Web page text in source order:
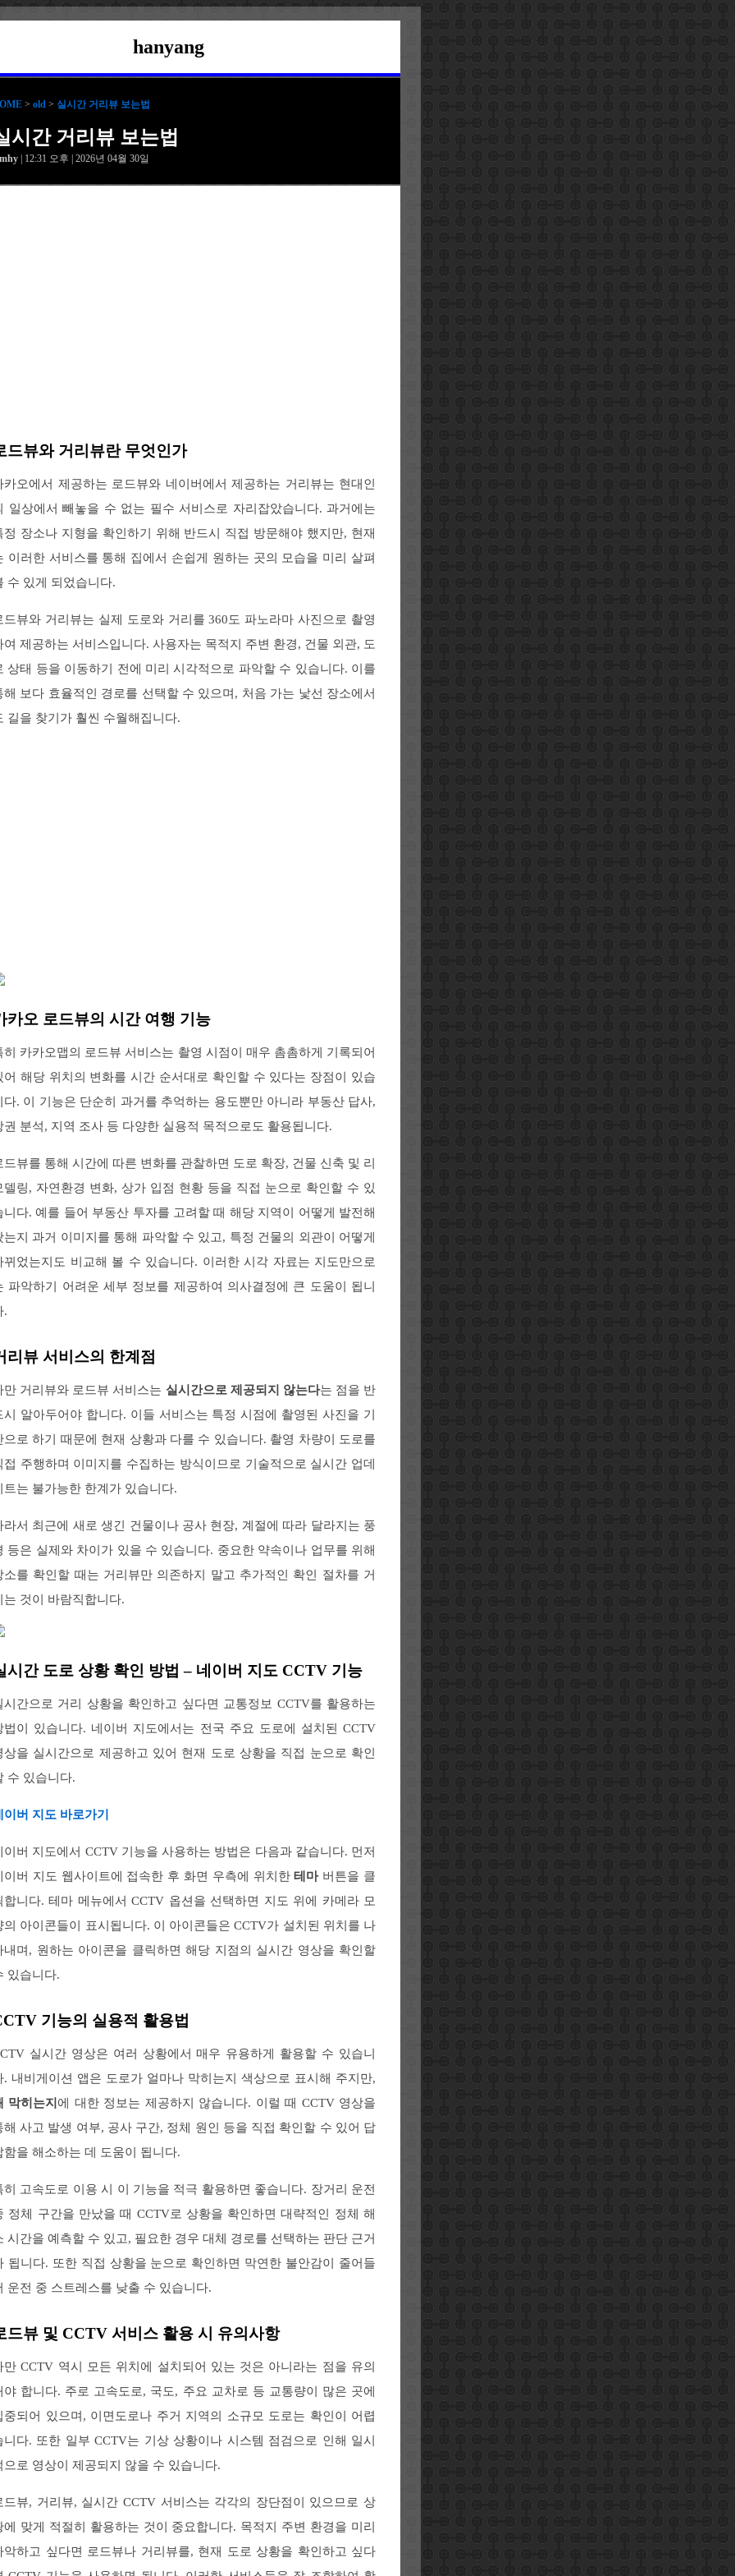
hanyang
> old > 실시간 거리뷰 보는법
시간 거리뷰 보는법
| 12:31 오후 | 2026년 04월 30일
드뷰와 거리뷰란 무엇인가
카오에서 제공하는 로드뷰와 네이버에서 제공하는 거리뷰는 현대인
일상에서 빼놓을 수 없는 필수 서비스로 자리잡았습니다. 과거에는
정 장소나 지형을 확인하기 위해 반드시 직접 방문해야 했지만, 현재
이러한 서비스를 통해 집에서 손쉽게 원하는 곳의 모습을 미리 살펴
수 있게 되었습니다.
드뷰와 거리뷰는 실제 도로와 거리를 360도 파노라마 사진으로 촬영
여 제공하는 서비스입니다. 사용자는 목적지 주변 환경, 건물 외관, 도
상태 등을 이동하기 전에 미리 시각적으로 파악할 수 있습니다. 이를
해 보다 효율적인 경로를 선택할 수 있으며, 처음 가는 낯선 장소에서
길을 찾기가 훨씬 수월해집니다.
카오 로드뷰의 시간 여행 기능
히 카카오맵의 로드뷰 서비스는 촬영 시점이 매우 촘촘하게 기록되어
어 해당 위치의 변화를 시간 순서대로 확인할 수 있다는 장점이 있습
다. 이 기능은 단순히 과거를 추억하는 용도뿐만 아니라 부동산 답사,
권 분석, 지역 조사 등 다양한 실용적 목적으로도 활용됩니다.
드뷰를 통해 시간에 따른 변화를 관찰하면 도로 확장, 건물 신축 및 리
델링, 자연환경 변화, 상가 입점 현황 등을 직접 눈으로 확인할 수 있
니다. 예를 들어 부동산 투자를 고려할 때 해당 지역이 어떻게 발전해
는지 과거 이미지를 통해 파악할 수 있고, 특정 건물의 외관이 어떻게
뀌었는지도 비교해 볼 수 있습니다. 이러한 시각 자료는 지도만으로
파악하기 어려운 세부 정보를 제공하여 의사결정에 큰 도움이 됩니
.
리뷰 서비스의 한계점
만 거리뷰와 로드뷰 서비스는 실시간으로 제공되지 않는다는 점을 반
시 알아두어야 합니다. 이들 서비스는 특정 시점에 촬영된 사진을 기
으로 하기 때문에 현재 상황과 다를 수 있습니다. 촬영 차량이 도로를
접 주행하며 이미지를 수집하는 방식이므로 기술적으로 실시간 업데
트는 불가능한 한계가 있습니다.
라서 최근에 새로 생긴 건물이나 공사 현장, 계절에 따라 달라지는 풍
등은 실제와 차이가 있을 수 있습니다. 중요한 약속이나 업무를 위해
소를 확인할 때는 거리뷰만 의존하지 말고 추가적인 확인 절차를 거
는 것이 바람직합니다.
시간 도로 상황 확인 방법 – 네이버 지도 CCTV 기능
시간으로 거리 상황을 확인하고 싶다면 교통정보 CCTV를 활용하는
법이 있습니다. 네이버 지도에서는 전국 주요 도로에 설치된 CCTV
상을 실시간으로 제공하고 있어 현재 도로 상황을 직접 눈으로 확인
수 있습니다.
이버 지도 바로가기
이버 지도에서 CCTV 기능을 사용하는 방법은 다음과 같습니다. 먼저
이버 지도 웹사이트에 접속한 후 화면 우측에 위치한테마버튼을 클
합니다. 테마 메뉴에서 CCTV 옵션을 선택하면 지도 위에 카메라 모
의 아이콘들이 표시됩니다. 이 아이콘들은 CCTV가 설치된 위치를 나
내며, 원하는 아이콘을 클릭하면 해당 지점의 실시간 영상을 확인할
있습니다.
기능의 실용적 활용법
실시간 영상은 여러 상황에서 매우 유용하게 활용할 수 있습니
. 내비게이션 앱은 도로가 얼마나 막히는지 색상으로 표시해 주지만,
막히는지 에 대한 정보는 제공하지 않습니다. 이럴 때 CCTV 영상을
해 사고 발생 여부, 공사 구간, 정체 원인 등을 직접 확인할 수 있어 답
함을 해소하는 데 도움이 됩니다.
히 고속도로 이용 시 이 기능을 적극 활용하면 좋습니다. 장거리 운전
정체 구간을 만났을 때 CCTV로 상황을 확인하면 대략적인 정체 해
시간을 예측할 수 있고, 필요한 경우 대체 경로를 선택하는 판단 근거
됩니다. 또한 직접 상황을 눈으로 확인하면 막연한 불안감이 줄어들
운전 중 스트레스를 낮출 수 있습니다.
드뷰 및 CCTV 서비스 활용 시 유의사항
만 CCTV 역시 모든 위치에 설치되어 있는 것은 아니라는 점을 유의
야 합니다. 주로 고속도로, 국도, 주요 교차로 등 교통량이 많은 곳에
중되어 있으며, 이면도로나 주거 지역의 소규모 도로는 확인이 어렵
니다. 또한 일부 CCTV는 기상 상황이나 시스템 점검으로 인해 일시
으로 영상이 제공되지 않을 수 있습니다.
드뷰, 거리뷰, 실시간 CCTV 서비스는 각각의 장단점이 있으므로 상
에 맞게 적절히 활용하는 것이 중요합니다. 목적지 주변 환경을 미리
악하고 싶다면 로드뷰나 거리뷰를, 현재 도로 상황을 확인하고 싶다